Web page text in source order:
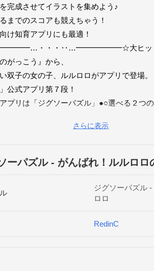
完成させてイラストを集めよう♪
までのスコアも競えちゃう！
け知育アプリにも最適！
・・・‥…━━━━━━☆大ヒット
がっこう』から、
双子の女の子、ルルロロがアプリで登場
公式アプリ第７段！
プリは「ジグソーパズル」●○選べる２つ
(6ピース)・むずかしい(20ピース)の、
数も豊富で可愛いイラストがたくさん！
完成するまでのタイムが計れるよ！
スコアを共有しちゃおう！内容は指だけの
パズルでお集中力･創造性･色の認識力がつ
さらに表示
ーパズル - がんばれ！ルルロロ
ジグソーパズル
ロロ
RedinC